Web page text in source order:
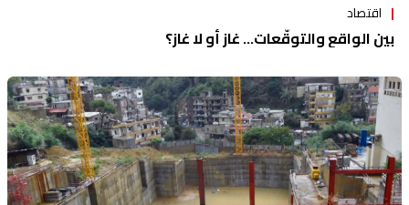
اقتصاد
بين الواقع والتوقّعات... غاز أو لا غاز؟